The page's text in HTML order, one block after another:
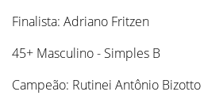
Finalista: Adriano Fritzen
45+ Masculino - Simples B
Campeão: Rutinei Antônio Bizotto